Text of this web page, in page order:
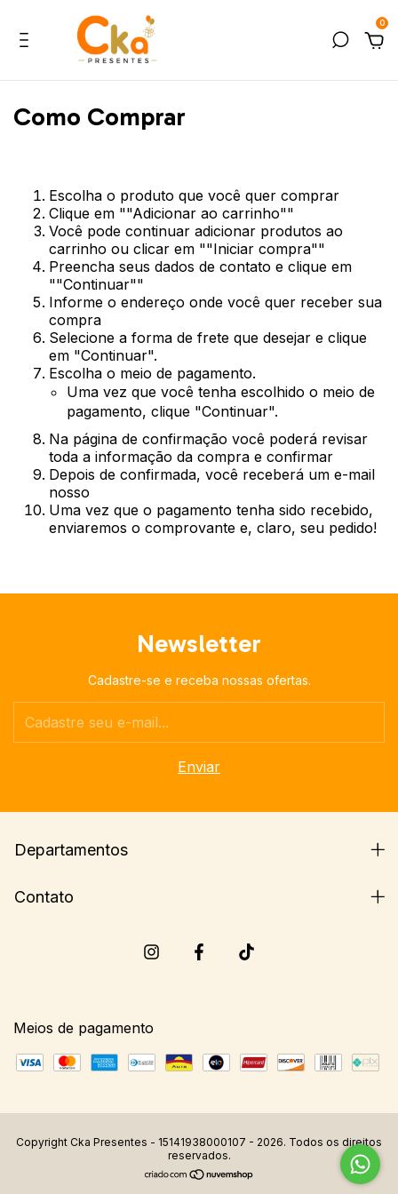
0
Como Comprar
Escolha o produto que você quer comprar
Clique em ""Adicionar ao carrinho""
Você pode continuar adicionar produtos ao
carrinho ou clicar em ""Iniciar compra""
Preencha seus dados de contato e clique em
""Continuar""
Informe o endereço onde você quer receber sua
compra
Selecione a forma de frete que desejar e clique
em "Continuar".
Escolha o meio de pagamento.
Uma vez que você tenha escolhido o meio de
pagamento, clique "Continuar".
Na página de confirmação você poderá revisar
toda a informação da compra e confirmar
Depois de confirmada, você receberá um e-mail
nosso
Uma vez que o pagamento tenha sido recebido,
enviaremos o comprovante e, claro, seu pedido!
Newsletter
Cadastre-se e receba nossas ofertas.
Departamentos
Contato
Meios de pagamento
Copyright Cka Presentes - 15141938000107 - 2026. Todos os direitos
reservados.